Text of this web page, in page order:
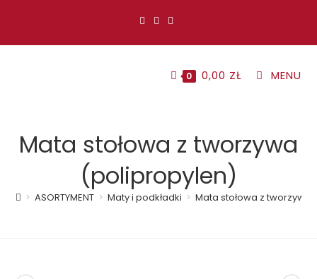
0 0,00 ZŁ MENU
Mata stołowa z tworzywa
(polipropylen)
> ASORTYMENT > Maty i podkładki > Mata stołowa z